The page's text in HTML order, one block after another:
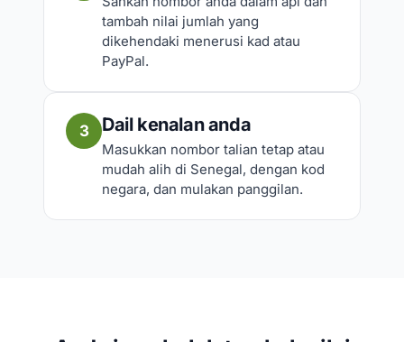
tambah nilai jumlah yang
dikehendaki menerusi kad atau
PayPal.
3 Dail kenalan anda
Masukkan nombor talian tetap atau
mudah alih di Senegal, dengan kod
negara, dan mulakan panggilan.